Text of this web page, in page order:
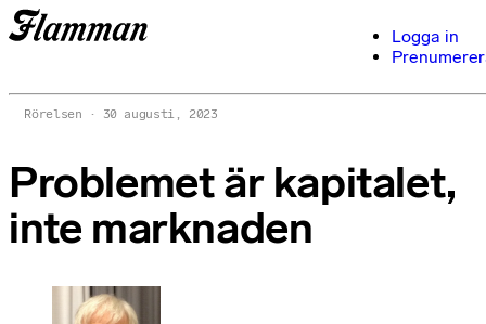
Logga in
Rörelsen 30 augusti, 2023
Problemet är kapitalet,
inte marknaden